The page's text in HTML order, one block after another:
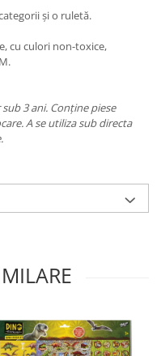
și o ruletă.
cu culori non-toxice,
3 ani. Conține piese
A se utiliza sub directa